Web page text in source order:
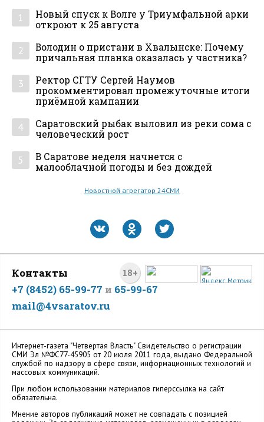
1
Новый спуск к Волге у Триумфальной арки
откроют к 25 августа
2
Володин о пристани в Хвалынске: Почему
причальная планка оказалась у частника?
3
Ректор СГТУ Сергей Наумов
прокомментировал промежуточные итоги
приёмной кампании
4
Саратовский рыбак выловил из реки сома с
человеческий рост
5
В Саратове неделя начнется с
малооблачной погоды и без дождей
Новостной агрегатор 24СМИ
18+
Контакты
+7 (8452) 65-99-77 и 65-99-67
mail@4vsaratov.ru
Интернет-газета "Четвертая Власть" Cвидетельство о регистрации
СМИ Эл №ФС77-45905 от 20 июля 2011 года, выдано Федеральной
службой по надзору в сфере связи, информационных технологий и
массовых коммуникаций.
При любом использовании материалов гиперссылка на сайт
обязательна.
Мнение авторов публикаций может не совпадать с позицией